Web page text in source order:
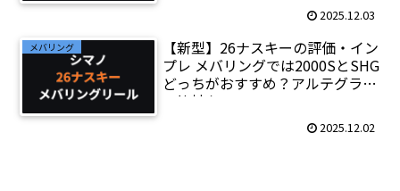
2025.12.03
メバリング
【新型】26ナスキーの評価・イン
プレ メバリングでは2000SとSHG
どっちがおすすめ？アルテグラと
の比較も
2025.12.02